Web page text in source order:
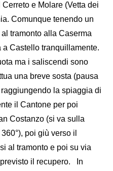
e Molare (Vetta dei
Comunque tenendo un
tramonto alla Caserma
a Castello tranquillamente.
ma i saliscendi sono
una breve sosta (pausa
la spiaggia di
il Cantone per poi
Costanzo (si va sulla
poi giù verso il
al tramonto e poi su via
il recupero. In